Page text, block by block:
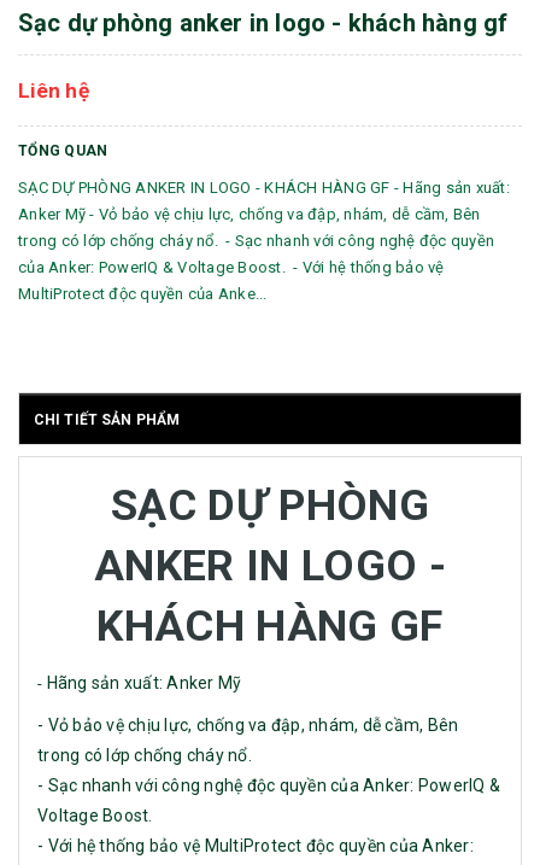
Sạc dự phòng anker in logo - khách hàng gf
Liên hệ
TỔNG QUAN
SẠC DỰ PHÒNG ANKER IN LOGO - KHÁCH HÀNG GF - Hãng sản xuất:
Anker Mỹ - Vỏ bảo vệ chịu lực, chống va đập, nhám, dễ cầm, Bên
trong có lớp chống cháy nổ. - Sạc nhanh với công nghệ độc quyền
của Anker: PowerIQ & Voltage Boost. - Với hệ thống bảo vệ
MultiProtect độc quyền của Anke...
CHI TIẾT SẢN PHẨM
SẠC DỰ PHÒNG
ANKER IN LOGO -
KHÁCH HÀNG GF
- Hãng sản xuất: Anker Mỹ
- Vỏ bảo vệ chịu lực, chống va đập, nhám, dễ cầm, Bên
trong có lớp chống cháy nổ.
- Sạc nhanh với công nghệ độc quyền của Anker: PowerIQ &
Voltage Boost.
- Với hệ thống bảo vệ MultiProtect độc quyền của Anker: